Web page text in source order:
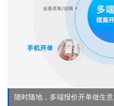
随时随地，多端报价开单做生意